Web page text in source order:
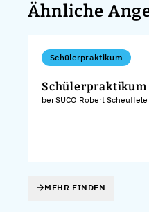
Ähnliche
Schülerpraktikum
Schülerpraktikum
bei SUCO Robert Scheuffele
MEHR FINDEN